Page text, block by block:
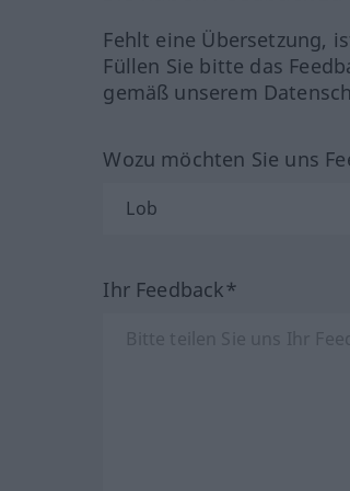
Fehlt eine Übersetzung,
Füllen Sie bitte das
gemäß unserem
Wozu möchten Sie uns
Ihr Feedback*